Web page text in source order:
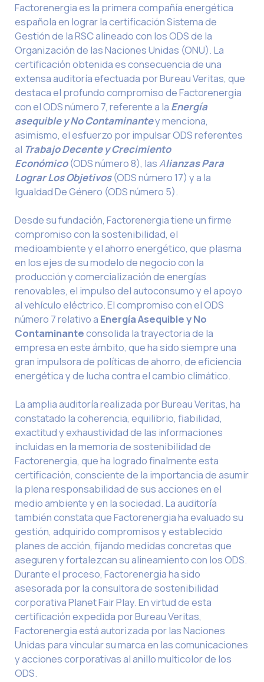
Factorenergia es la primera compañía energética
española en lograr la certificación Sistema de
Gestión de la RSC alineado con los ODS de la
Organización de las Naciones Unidas (ONU). La
certificación obtenida es consecuencia de una
extensa auditoría efectuada por Bureau Veritas, que
destaca el profundo compromiso de Factorenergia
con el ODS número 7, referente a la Energía
asequible y No Contaminantey menciona,
asimismo, el esfuerzo por impulsar ODS referentes
al Trabajo Decente y Crecimiento
Económico (ODS número 8), lasAlianzas Para
Lograr Los Objetivos(ODS número 17) y a la
Igualdad De Género (ODS número 5).
Desde su fundación, Factorenergia tiene un firme
compromiso con la sostenibilidad, el
medioambiente y el ahorro energético, que plasma
en los ejes de su modelo de negocio con la
producción y comercialización de energías
renovables, el impulso del autoconsumo y el apoyo
al vehículo eléctrico. El compromiso con el ODS
número 7 relativo a Energía Asequible y No
Contaminanteconsolida la trayectoria de la
empresa en este ámbito, que ha sido siempre una
gran impulsora de políticas de ahorro, de eficiencia
energética y de lucha contra el cambio climático.
La amplia auditoría realizada por Bureau Veritas, ha
constatado la coherencia, equilibrio, fiabilidad,
exactitud y exhaustividad de las informaciones
incluidas en la memoria de sostenibilidad de
Factorenergia, que ha logrado finalmente esta
certificación, consciente de la importancia de asumir
la plena responsabilidad de sus acciones en el
medio ambiente y en la sociedad. La auditoría
también constata que Factorenergia ha evaluado su
gestión, adquirido compromisos y establecido
planes de acción, fijando medidas concretas que
aseguren y fortalezcan su alineamiento con los ODS.
Durante el proceso, Factorenergia ha sido
asesorada por la consultora de sostenibilidad
corporativa Planet Fair Play. En virtud de esta
certificación expedida por Bureau Veritas,
Factorenergia está autorizada por las Naciones
Unidas para vincular su marca en las comunicaciones
y acciones corporativas al anillo multicolor de los
ODS.